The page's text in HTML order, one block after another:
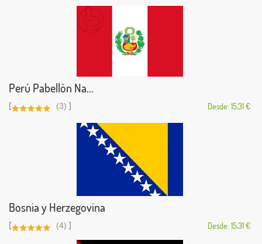
Perú Pabellón Na...
[ (3) ] Desde: 15,31 €
Bosnia y Herzegovina
[ (4) ] Desde: 15,31 €